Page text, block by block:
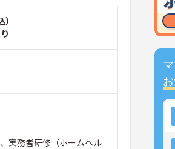
実務者研修（ホームヘル